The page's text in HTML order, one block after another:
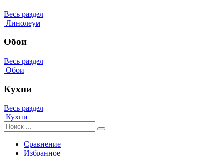
Весь раздел
Линолеум
Обои
Весь раздел
Обои
Кухни
Весь раздел
Кухни
Сравнение
Избранное